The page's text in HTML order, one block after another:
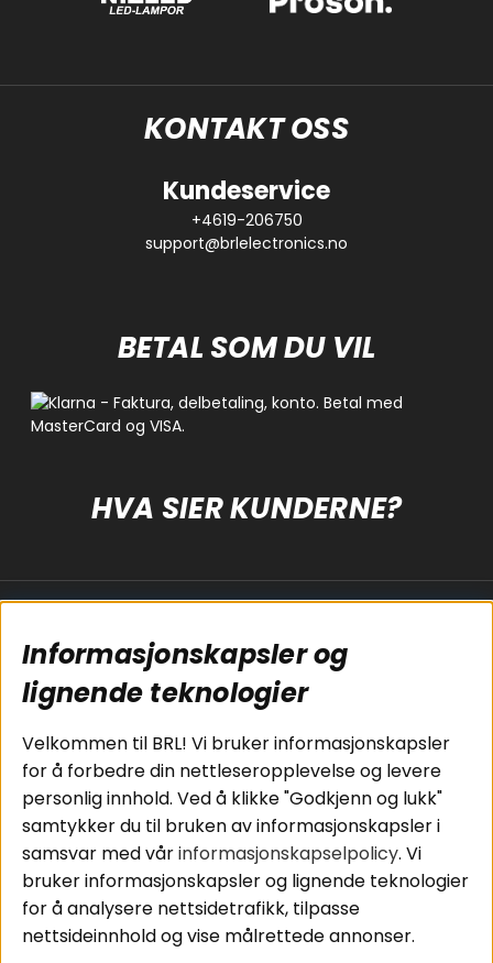
KONTAKT OSS
Kundeservice
+4619-206750
support@brlelectronics.no
BETAL SOM DU VIL
HVA SIER KUNDERNE?
Koblingsguide for
subwoofers
Tilkobling av
bilforsterker
Koblingsguide for
midbasser
Butikker
Våre ambassadører
- Team BRL
Cookies
Kjøpsvilkår
Personvernpolicy
Service / Garanti /
Retur
Informasjonskapsler og
lignende teknologier
Velkommen til BRL! Vi bruker informasjonskapsler
for å forbedre din nettleseropplevelse og levere
personlig innhold. Ved å klikke "Godkjenn og lukk"
samtykker du til bruken av informasjonskapsler i
samsvar med vårinformasjonskapselpolicy. Vi
bruker informasjonskapsler og lignende teknologier
for å analysere nettsidetrafikk, tilpasse
nettsideinnhold og vise målrettede annonser.